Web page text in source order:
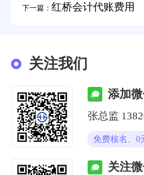
下一篇： 红桥会计代账费用
关注我们
添加
张总监
免费核名、0
关注